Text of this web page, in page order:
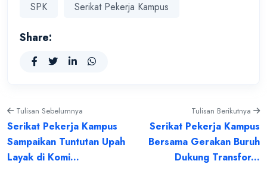
SPK Serikat Pekerja Kampus
Share:
Tulisan Sebelumnya
Serikat Pekerja Kampus
Sampaikan Tuntutan Upah
Layak di Komi...
Tulisan Berikutnya
Serikat Pekerja Kampus
Bersama Gerakan Buruh
Dukung Transfor...